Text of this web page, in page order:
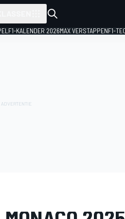
F1-KALENDER 2026MAX VERSTAPPENF1-